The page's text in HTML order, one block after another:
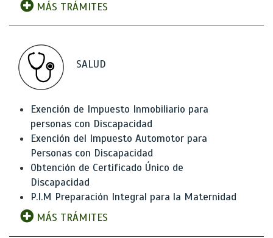
MÁS TRÁMITES
SALUD
Exención de Impuesto Inmobiliario para
personas con Discapacidad
Exención del Impuesto Automotor para
Personas con Discapacidad
Obtención de Certificado Único de
Discapacidad
P.I.M Preparación Integral para la Maternidad
MÁS TRÁMITES